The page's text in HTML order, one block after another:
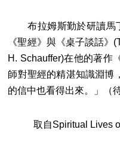
布拉姆斯勤於研讀馬丁
《聖經》與《桌子談話》
H. Schauffer)在他的著作
師對聖經的精湛知識淵博
的信中也看得出來。」（
取自Spiritual Lives